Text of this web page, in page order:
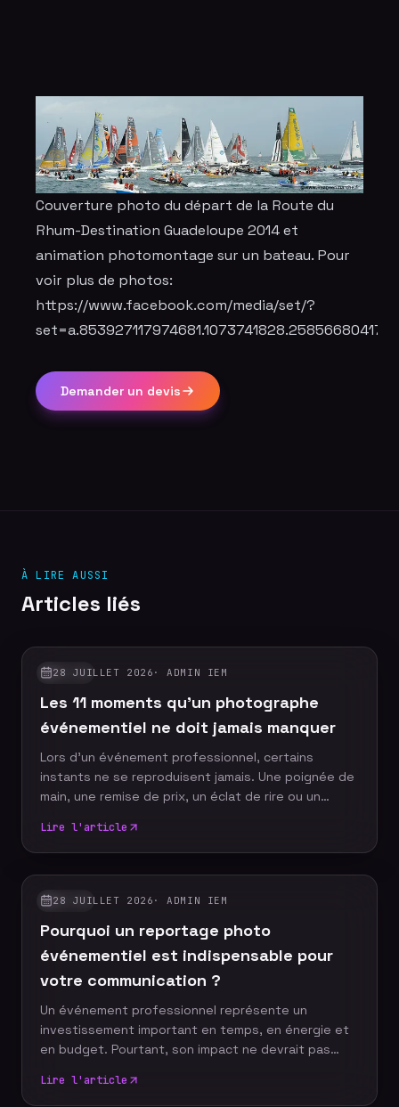
Couverture photo du départ de la Route du
Rhum-Destination Guadeloupe 2014 et
animation photomontage sur un bateau. Pour
voir plus de photos:
https://www.facebook.com/media/set/?
Demander un devis
À LIRE AUSSI
Articles liés
GUIDES
28 JUILLET 2026 · ADMIN IEM
Les 11 moments qu'un photographe
événementiel ne doit jamais manquer
Lors d'un événement professionnel, certains
instants ne se reproduisent jamais. Une poignée de
main, une remise de prix, un éclat de rire ou un
emblématiques de votre communication. Un
photographe événementiel expérimenté sait
anticiper ces moments décisifs afin de raconter
votre événement à travers un reportage photo
moments incontournables qu'aucun reportage
photo ne devrait manquer.
Lire l'article
GUIDES
28 JUILLET 2026 · ADMIN IEM
Pourquoi un reportage photo
événementiel est indispensable pour
votre communication ?
Un événement professionnel représente un
investissement important en temps, en énergie et
en budget. Pourtant, son impact ne devrait pas
photo événementiel, votre entreprise dispose
Lire l'article